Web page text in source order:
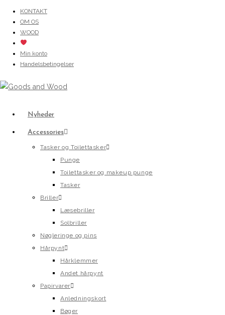
content
KONTAKT
OM OS
WOOD
Min konto
Handelsbetingelser
Nyheder
Accessories
Tasker og Toilettasker
Punge
Toilettasker og makeup punge
Tasker
Briller
Læsebriller
Solbriller
Nøgleringe og pins
Hårpynt
Hårklemmer
Andet hårpynt
Papirvarer
Anledningskort
Bøger